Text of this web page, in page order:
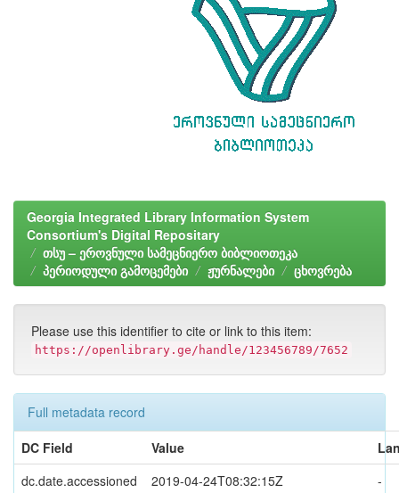
Georgia Integrated Library Information System
Consortium's Digital Repositary
თსუ – ეროვნული სამეცნიერო ბიბლიოთეკა
პერიოდული გამოცემები
ჟურნალები ცხოვრება
Please use this identifier to cite or link to this item:
https://openlibrary.ge/handle/123456789/7652
Full metadata record
DC Field
Value
dc.date.accessioned
2019-04-24T08:32:15Z
-